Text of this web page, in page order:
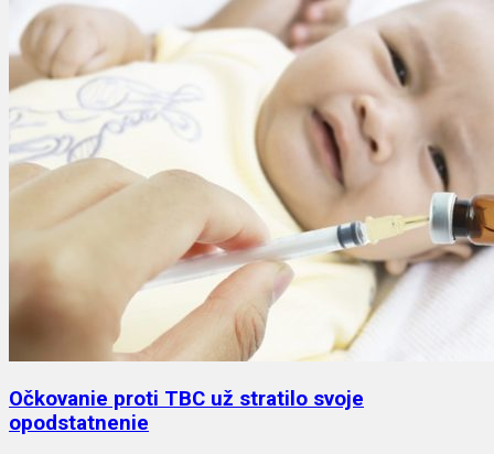
Očkovanie proti TBC už stratilo svoje
opodstatnenie